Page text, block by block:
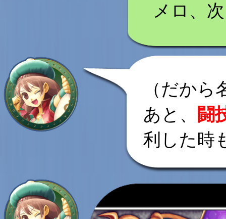
メロ、
（だか
あと、
闘
利した時